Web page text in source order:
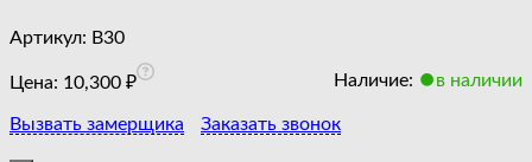
Артикул: B30
Цена: 10,300 ₽ Наличие: в наличии
Вызвать замерщика Заказать звонок